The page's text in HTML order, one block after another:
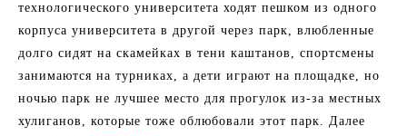
технологического университета ходят пешком из одного
корпуса университета в другой через парк, влюбленные
долго сидят на скамейках в тени каштанов, спортсмены
занимаются на турниках, а дети играют на площадке, но
ночью парк не лучшее место для прогулок из-за местных
хулиганов, которые тоже облюбовали этот парк. Далее